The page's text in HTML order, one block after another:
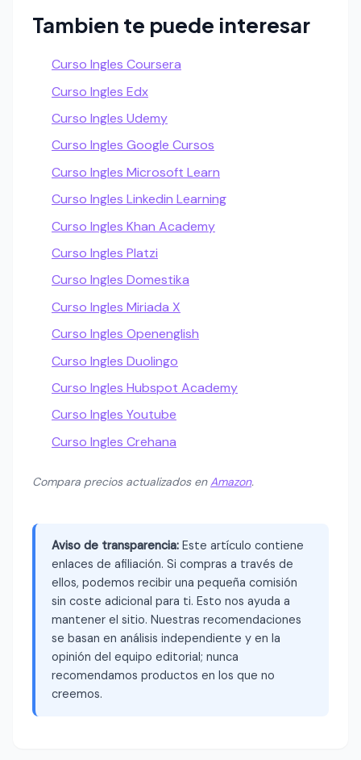
Tambien te puede interesar
Curso Ingles Coursera
Curso Ingles Edx
Curso Ingles Udemy
Curso Ingles Google Cursos
Curso Ingles Microsoft Learn
Curso Ingles Linkedin Learning
Curso Ingles Khan Academy
Curso Ingles Platzi
Curso Ingles Domestika
Curso Ingles Miriada X
Curso Ingles Openenglish
Curso Ingles Duolingo
Curso Ingles Hubspot Academy
Curso Ingles Youtube
Curso Ingles Crehana
Compara precios actualizados enAmazon.
Aviso de transparencia: Este artículo contiene
enlaces de afiliación. Si compras a través de
ellos, podemos recibir una pequeña comisión
sin coste adicional para ti. Esto nos ayuda a
mantener el sitio. Nuestras recomendaciones
se basan en análisis independiente y en la
opinión del equipo editorial; nunca
recomendamos productos en los que no
creemos.